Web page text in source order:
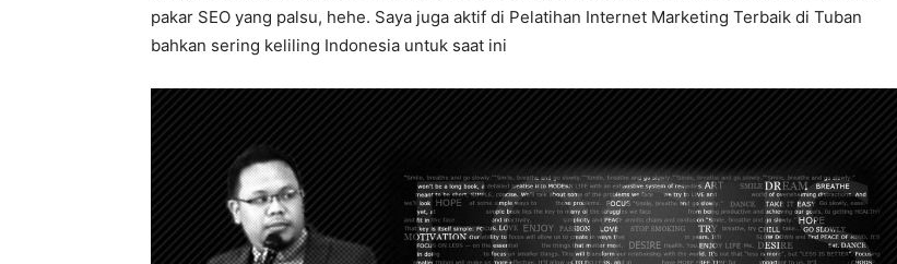
pakar SEO yang palsu, hehe. Saya juga aktif di Pelatihan Internet Marketing Terbaik di Tuban
bahkan sering keliling Indonesia untuk saat ini